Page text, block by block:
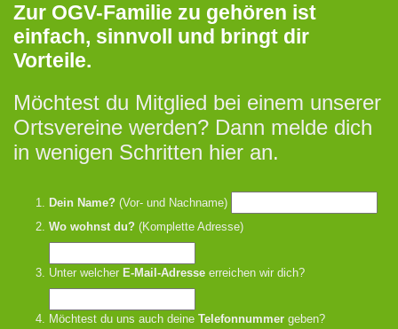
Zur OGV-Familie zu gehören ist
einfach, sinnvoll und bringt dir
Vorteile.
Möchtest du Mitglied bei einem unserer
Ortsvereine werden? Dann melde dich
in wenigen Schritten hier an.
Dein Name? (Vor- und Nachname)
Wo wohnst du? (Komplette Adresse)
Unter welcher E-Mail-Adresse erreichen wir dich?
Möchtest du uns auch deine Telefonnummer geben?